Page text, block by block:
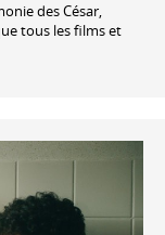
des César,
tous les films et